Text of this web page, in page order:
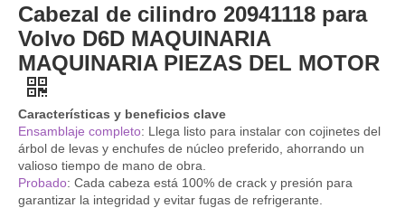
Cabezal de cilindro 20941118 para
Volvo D6D MAQUINARIA
MAQUINARIA PIEZAS DEL MOTOR
Características y beneficios clave
Ensamblaje completo: Llega listo para instalar con cojinetes del
árbol de levas y enchufes de núcleo preferido, ahorrando un
valioso tiempo de mano de obra.
Probado: Cada cabeza está 100% de crack y presión para
garantizar la integridad y evitar fugas de refrigerante.